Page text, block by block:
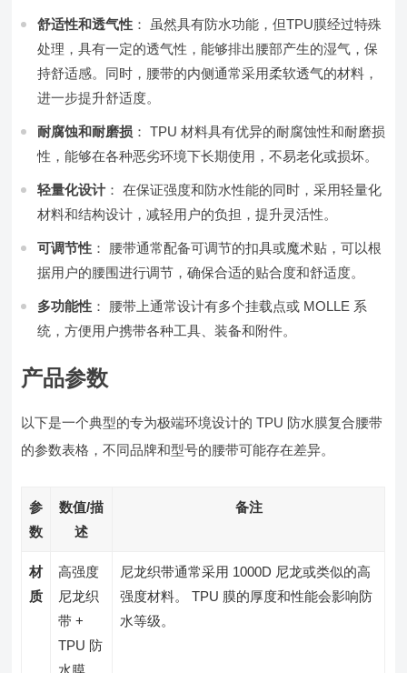
舒适性和透气性 ： 虽然具有防水功能，但TPU膜经过特殊
处理，具有一定的透气性，能够排出腰部产生的湿气，保
持舒适感。同时，腰带的内侧通常采用柔软透气的材料，
进一步提升舒适度。
耐腐蚀和耐磨损 ： TPU 材料具有优异的耐腐蚀性和耐磨损
性，能够在各种恶劣环境下长期使用，不易老化或损坏。
轻量化设计： 在保证强度和防水性能的同时，采用轻量化
材料和结构设计，减轻用户的负担，提升灵活性。
可调节性 ： 腰带通常配备可调节的扣具或魔术贴，可以根
据用户的腰围进行调节，确保合适的贴合度和舒适度。
多功能性 ： 腰带上通常设计有多个挂载点或 MOLLE 系
统，方便用户携带各种工具、装备和附件。
产品参数
以下是一个典型的专为极端环境设计的 TPU 防水膜复合腰带
的参数表格，不同品牌和型号的腰带可能存在差异。
参
数
数值/描
述
备注
材
质
高强度
尼龙织
带 +
TPU 防
水膜
尼龙织带通常采用 1000D 尼龙或类似的高
强度材料。 TPU 膜的厚度和性能会影响防
水等级。